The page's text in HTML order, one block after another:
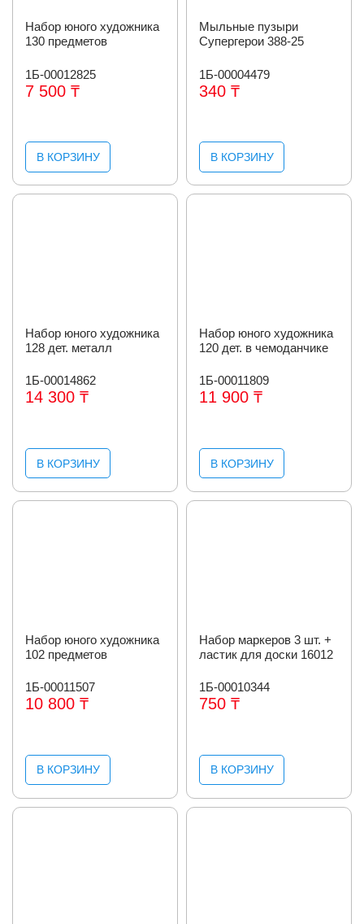
Набор юного художника
130 предметов
1Б-00012825
7 500 ₸
В КОРЗИНУ
Мыльные пузыри
Супергерои 388-25
1Б-00004479
340 ₸
В КОРЗИНУ
Набор юного художника
128 дет. металл
1Б-00014862
14 300 ₸
В КОРЗИНУ
Набор юного художника
120 дет. в чемоданчике
1Б-00011809
11 900 ₸
В КОРЗИНУ
Набор юного художника
102 предметов
1Б-00011507
10 800 ₸
В КОРЗИНУ
Набор маркеров 3 шт. +
ластик для доски 16012
1Б-00010344
750 ₸
В КОРЗИНУ